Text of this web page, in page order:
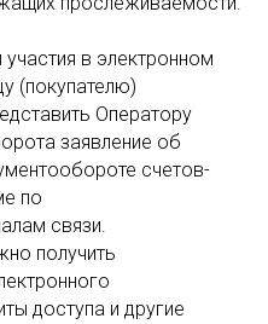
в электронном
(покупателю)
Оператору
заявление об
счетов-
по
связи.
получить
доступа и другие